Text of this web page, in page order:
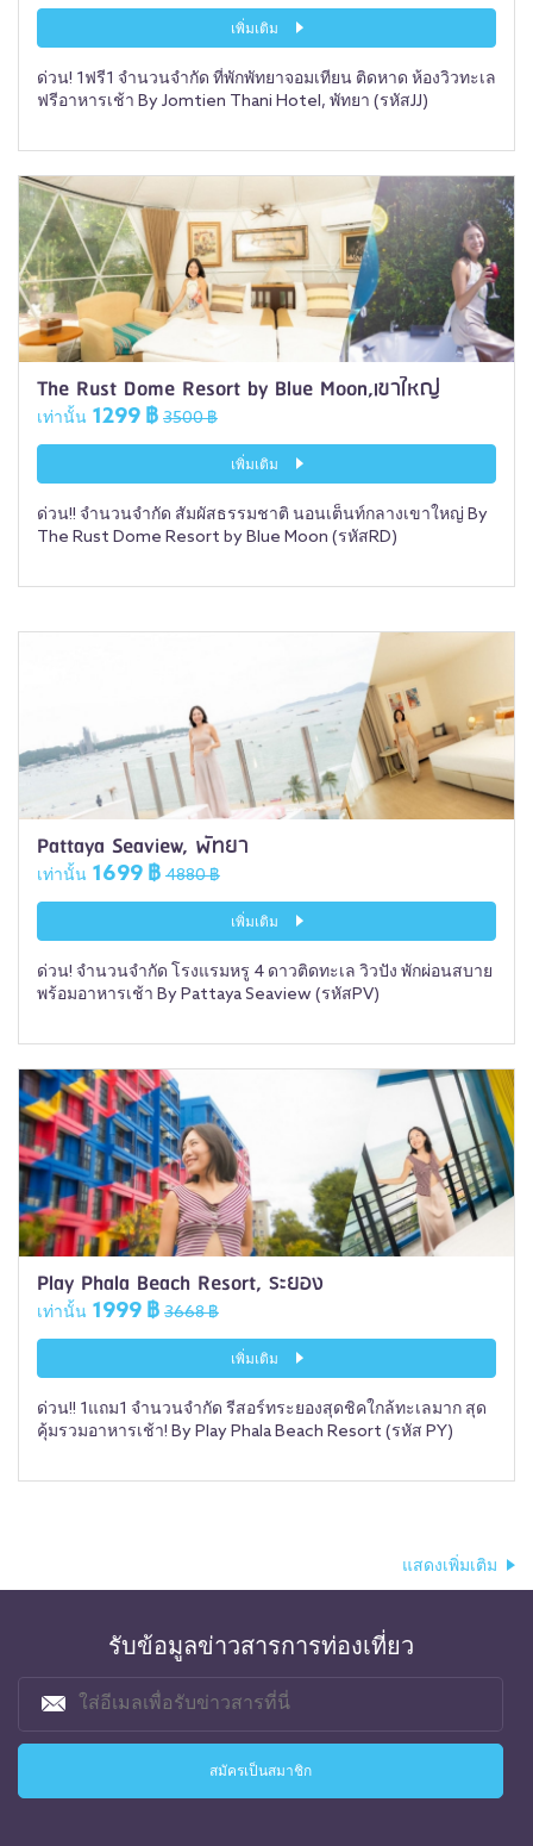
เพิ่มเติม
ด่วน! 1ฟรี1 จำนวนจำกัด ที่พักพัทยาจอมเทียน ติดหาด ห้องวิวทะเล
ฟรีอาหารเช้า By Jomtien Thani Hotel, พัทยา (รหัสJJ)
The Rust Dome Resort by Blue Moon,เขาใหญ่
เท่านั้น 1299 ฿ 3500 ฿
เพิ่มเติม
ด่วน!! จำนวนจำกัด สัมผัสธรรมชาติ นอนเต็นท์กลางเขาใหญ่ By
The Rust Dome Resort by Blue Moon (รหัสRD)
Pattaya Seaview, พัทยา
เท่านั้น 1699 ฿ 4880 ฿
เพิ่มเติม
ด่วน! จำนวนจำกัด โรงแรมหรู 4 ดาวติดทะเล วิวปัง พักผ่อนสบาย
พร้อมอาหารเช้า By Pattaya Seaview (รหัสPV)
Play Phala Beach Resort, ระยอง
เท่านั้น 1999 ฿ 3668 ฿
เพิ่มเติม
ด่วน!! 1แถม1 จำนวนจำกัด รีสอร์ทระยองสุดชิคใกล้ทะเลมาก สุด
คุ้มรวมอาหารเช้า! By Play Phala Beach Resort (รหัส PY)
แสดงเพิ่มเติม
รับข้อมูลข่าวสารการท่องเที่ยว